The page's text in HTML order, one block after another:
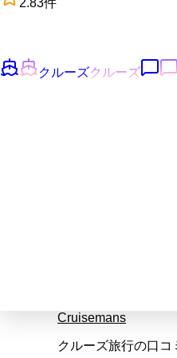
クルーズクルーズ
Cruisemans
クルーズ旅行の口コ